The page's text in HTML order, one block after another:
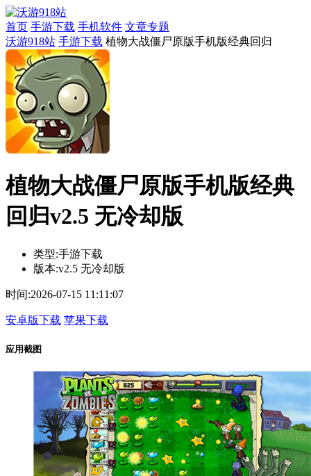
首页 手游下载 手机软件 文章专题
沃游918站 手游下载 植物大战僵尸原版手机版经典回归
植物大战僵尸原版手机版经典
回归v2.5 无冷却版
类型:手游下载
版本:v2.5 无冷却版
时间:2026-07-15 11:11:07
安卓版下载 苹果下载
应用截图